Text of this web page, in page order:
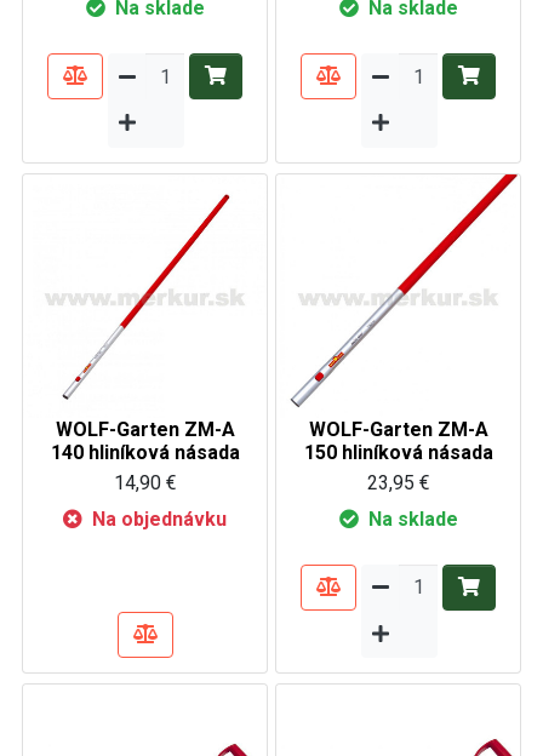
Na sklade
Na sklade
WOLF-Garten ZM-A
140 hliníková násada
14,90 €
Na objednávku
WOLF-Garten ZM-A
150 hliníková násada
23,95 €
Na sklade